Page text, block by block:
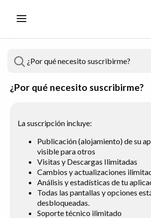
¿Por qué necesito suscribirme?
La suscripción incluye:
Publicación (alojamiento) de su
visible para otros
Visitas y Descargas Ilimitadas
Cambios y actualizaciones
Análisis y estadísticas de tu
Todas las pantallas y opciones
desbloqueadas.
Soporte técnico ilimitado